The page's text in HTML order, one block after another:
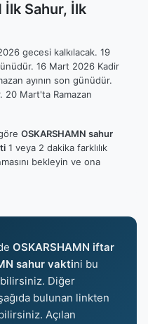
İlk Sahur, İlk
gecesi kalkılacak. 19
16 Mart 2026 Kadir
ayının son günüdür.
20 Mart'ta Ramazan
OSKARSHAMN sahur
1 veya 2 dakika farklılık
bekleyin ve ona
OSKARSHAMN iftar
sahur vaktini bu
Diğer
bulunan linkten
Açılan